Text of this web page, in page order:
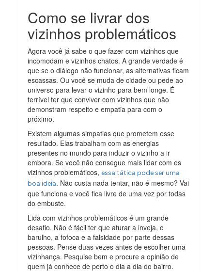
Como se livrar dos
vizinhos problemáticos
Agora você já sabe o que fazer com vizinhos que
incomodam e vizinhos chatos. A grande verdade é
que se o diálogo não funcionar, as alternativas ficam
escassas. Ou você se muda de cidade ou pede ao
universo para levar o vizinho para bem longe. É
terrível ter que conviver com vizinhos que não
demonstram respeito e empatia para com o
próximo.
Existem algumas simpatias que prometem esse
resultado. Elas trabalham com as energias
presentes no mundo para induzir o vizinho a ir
embora. Se você não consegue mais lidar com os
vizinhos problemáticos,essa tática pode ser uma
boa ideia. Não custa nada tentar, não é mesmo? Vai
que funciona e você fica livre de uma vez por todas
do embuste.
Lida com vizinhos problemáticos é um grande
desafio. Não é fácil ter que aturar a inveja, o
barulho, a fofoca e a falsidade por parte dessas
pessoas. Pense duas vezes antes de escolher uma
vizinhança. Pesquise bem e procure a opinião de
quem já conhece de perto o dia a dia do bairro.